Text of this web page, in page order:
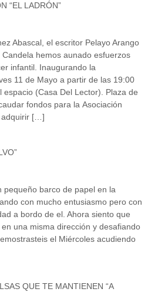
“EL LADRÓN”
Abascal, el escritor Pelayo Arango
hemos aunado esfuerzos
infantil. Inaugurando la
11 de Mayo a partir de las 19:00
(Casa Del Lector). Plaza de
fondos para la Asociación
adquirir […]
pequeño barco de papel en la
con mucho entusiasmo pero con
a bordo de el. Ahora siento que
una misma dirección y desafiando
el Miércoles acudiendo
QUE TE MANTIENEN “A